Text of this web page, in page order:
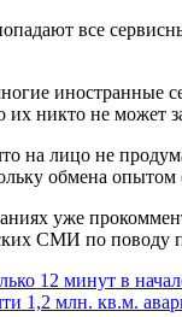
все
иностранные
никто не может
на лицо не
обмена
уже
СМИ по поводу
12 минут в
1,2 млн. кв.м.